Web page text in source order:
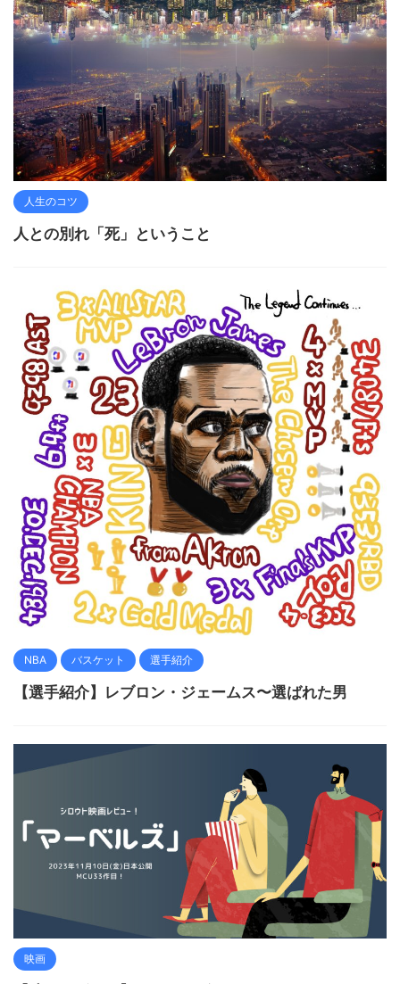
人生のコツ
人との別れ「死」ということ
NBA バスケット 選手紹介
【選手紹介】レブロン・ジェームス〜選ばれた男
映画